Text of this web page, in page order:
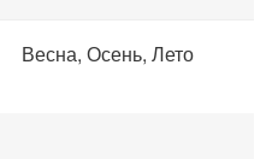
Весна, Осень, Лето